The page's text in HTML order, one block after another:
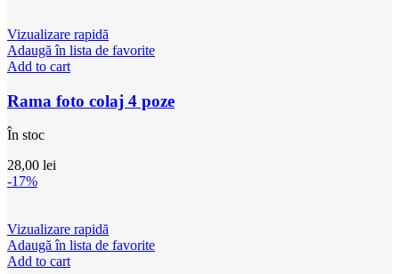
Vizualizare rapidă
Adaugă în lista de favorite
Add to cart
Rama foto colaj 4 poze
În stoc
28,00 lei
-17%
Vizualizare rapidă
Adaugă în lista de favorite
Add to cart